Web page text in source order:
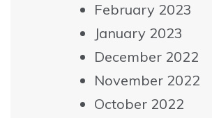
February 2023
January 2023
December 2022
November 2022
October 2022